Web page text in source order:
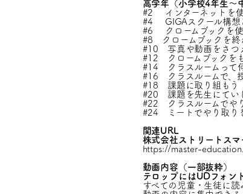
高学年（小学校4年生～
#2 インターネットを使
#4 GIGAスクール構想
#6 クロームブックを使
#8 クロームブックを終
#10 写真や動画をさつ
#12 クロームブックを
#14 クラスルームって
#16 クラスルームで、
#18 課題に取り組もう
#20 課題を先生にてい
#22 クラスルームでや
#24 ミートでやり取り
関連URL
株式会社ストリートス
https://master-
動画内容（一部抜粋）
テロップにはUDフォン
すべての児童・生徒に